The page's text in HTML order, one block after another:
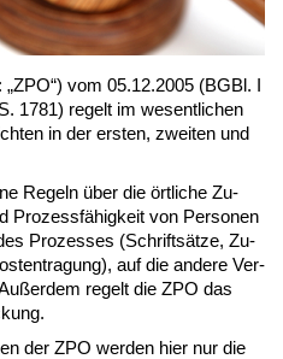
vom 05.12.2005 (BGBl. I
1781) re­gelt im we­sent­li­chen
in der ers­ten, zwei­ten und
Re­geln über die ört­li­che Zu­
Pro­zess­fä­hig­keit von Per­so­nen
Pro­zes­ses (Schrift­sät­ze, Zu­
auf die an­de­re Ver­
re­gelt die ZPO das
der ZPO wer­den hier nur die